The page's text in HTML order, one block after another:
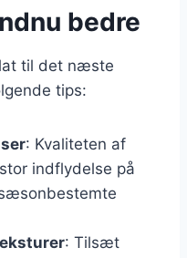
bedre
til det næste
tips:
: Kvaliteten af
indflydelse på
: Tilsæt